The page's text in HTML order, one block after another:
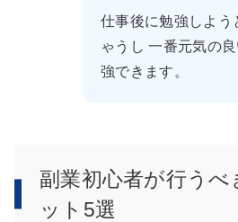
仕事後に勉強しよう
ゃうし 一番元気の
強できます。
副業初心者が行うべ
ット5選